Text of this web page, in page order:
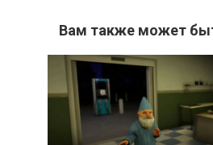
Вам также может